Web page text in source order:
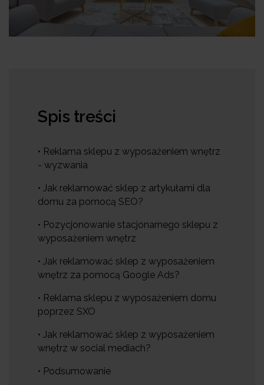
Spis treści
• Reklama sklepu z wyposażeniem wnętrz
- wyzwania
• Jak reklamować sklep z artykułami dla
domu za pomocą SEO?
• Pozycjonowanie stacjonarnego sklepu z
wyposażeniem wnętrz
• Jak reklamować sklep z wyposażeniem
wnętrz za pomocą Google Ads?
• Reklama sklepu z wyposażeniem domu
poprzez SXO
• Jak reklamować sklep z wyposażeniem
wnętrz w social mediach?
• Podsumowanie